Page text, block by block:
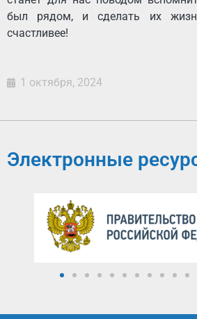
был рядом, и сделать их
счастливее!
1 октября, 2024
Электронные